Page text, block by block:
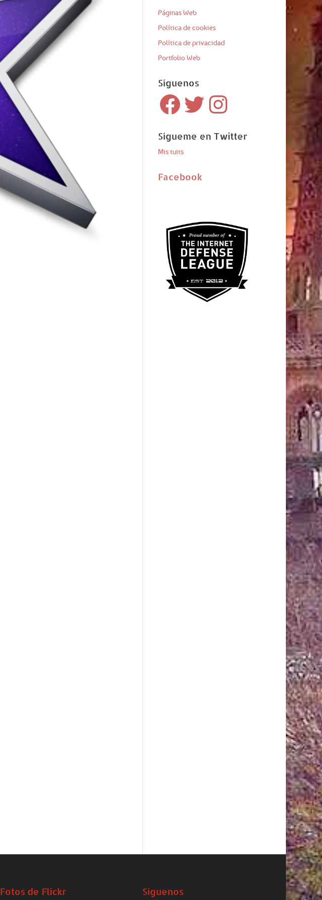
Páginas Web
Política de cookies
Política de privacidad
Portfolio Web
Síguenos
Facebook Twitter Instagram
Sígueme en Twitter
Mis tuits
Facebook
Fotos de Flickr Síguenos